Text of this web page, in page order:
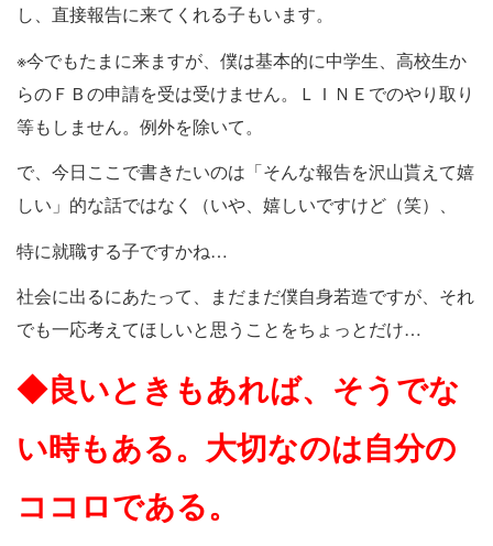
し、直接報告に来てくれる子もいます。
※今でもたまに来ますが、僕は基本的に中学生、高校生か
らのＦＢの申請を受は受けません。ＬＩＮＥでのやり取り
等もしません。例外を除いて。
で、今日ここで書きたいのは「そんな報告を沢山貰えて嬉
しい」的な話ではなく（いや、嬉しいですけど（笑）、
特に就職する子ですかね…
社会に出るにあたって、まだまだ僕自身若造ですが、それ
でも一応考えてほしいと思うことをちょっとだけ…
◆良いときもあれば、そうでな
い時もある。大切なのは自分の
ココロである。